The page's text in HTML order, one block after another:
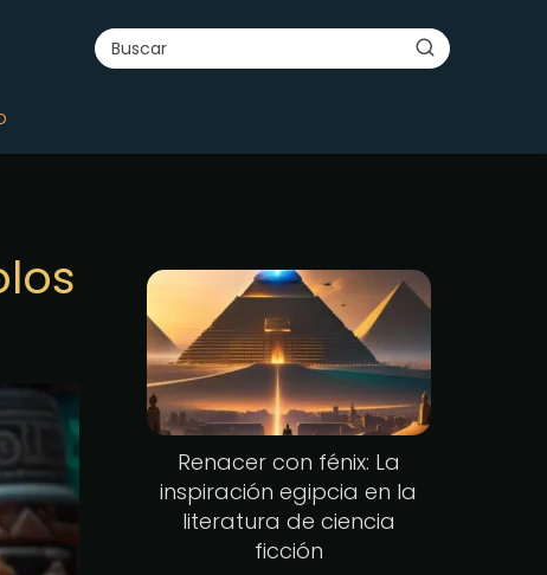
Renacer con fénix: La
inspiración egipcia en la
literatura de ciencia
ficción